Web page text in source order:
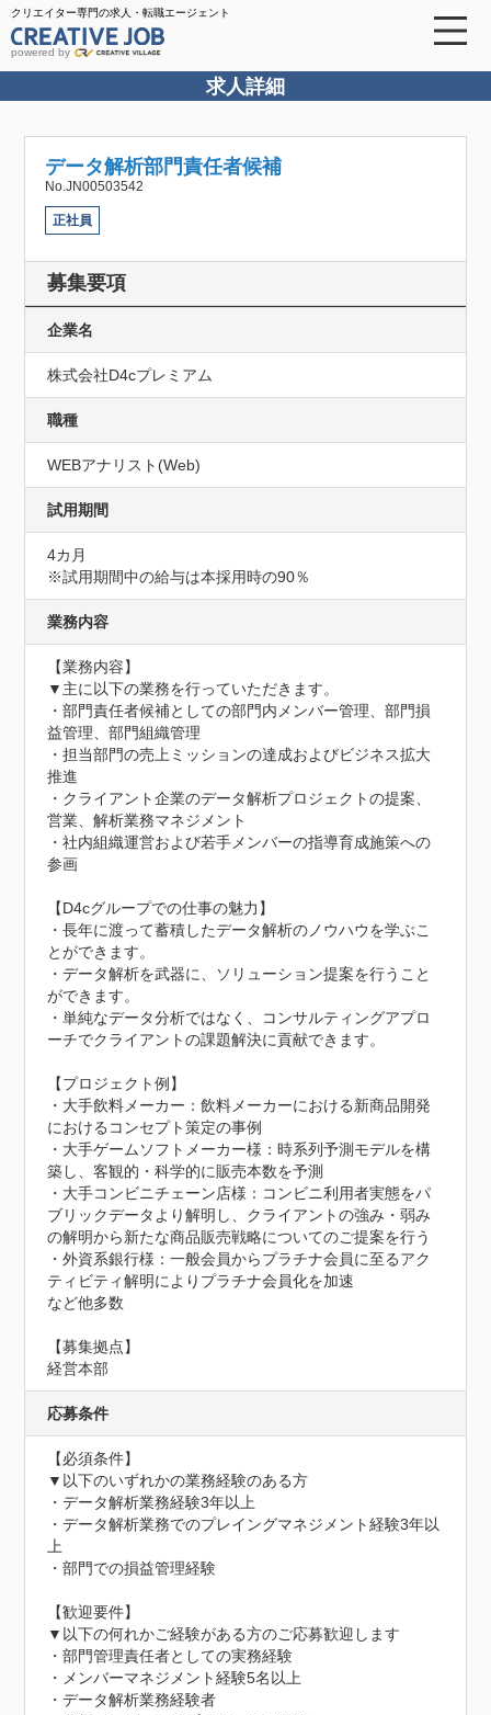
クリエイター専門の求人・転職エージェント
powered by
求人詳細
データ解析部門責任者候補
No.JN00503542
正社員
募集要項
企業名
株式会社D4cプレミアム
職種
WEBアナリスト(Web)
試用期間
4カ月
※試用期間中の給与は本採用時の90％
業務内容
【業務内容】
▼主に以下の業務を行っていただきます。
・部門責任者候補としての部門内メンバー管理、部門損
益管理、部門組織管理
・担当部門の売上ミッションの達成およびビジネス拡大
推進
・クライアント企業のデータ解析プロジェクトの提案、
営業、解析業務マネジメント
・社内組織運営および若手メンバーの指導育成施策への
参画
【D4cグループでの仕事の魅力】
・長年に渡って蓄積したデータ解析のノウハウを学ぶこ
とができます。
・データ解析を武器に、ソリューション提案を行うこと
ができます。
・単純なデータ分析ではなく、コンサルティングアプロ
ーチでクライアントの課題解決に貢献できます。
【プロジェクト例】
・大手飲料メーカー：飲料メーカーにおける新商品開発
におけるコンセプト策定の事例
・大手ゲームソフトメーカー様：時系列予測モデルを構
築し、客観的・科学的に販売本数を予測
・大手コンビニチェーン店様：コンビニ利用者実態をパ
ブリックデータより解明し、クライアントの強み・弱み
の解明から新たな商品販売戦略についてのご提案を行う
・外資系銀行様：一般会員からプラチナ会員に至るアク
ティビティ解明によりプラチナ会員化を加速
など他多数
【募集拠点】
経営本部
応募条件
【必須条件】
▼以下のいずれかの業務経験のある方
・データ解析業務経験3年以上
・データ解析業務でのプレイングマネジメント経験3年以
上
・部門での損益管理経験
【歓迎要件】
▼以下の何れかご経験がある方のご応募歓迎します
・部門管理責任者としての実務経験
・メンバーマネジメント経験5名以上
・データ解析業務経験者